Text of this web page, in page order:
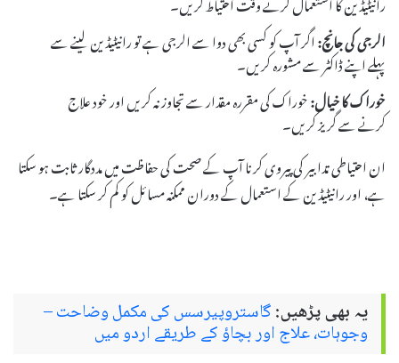
الرجی کی جانچ:اگر آپ کو کسی بھی دوا سے الرجی ہے تو رانیٹیڈین لینے سے
پہلے اپنے ڈاکٹر سے مشورہ کریں۔
خوراک کا خیال:خوراک کی مقررہ مقدار سے تجاوز نہ کریں اور خود علاج
کرنے سے گریز کریں۔
ان احتیاطی تدابیر کی پیروی کرنا آپ کے صحت کی حفاظت میں مددگار ثابت ہو سکتا
ہے، اور رانیٹیڈین کے استعمال کے دوران ممکنہ مسائل کو کم کر سکتا ہے۔
یہ بھی پڑھیں:گاستروپیرسس کی مکمل وضاحت –
وجوہات، علاج اور بچاؤ کے طریقے اردو میں